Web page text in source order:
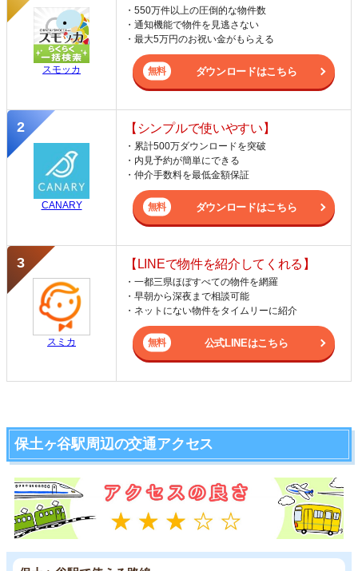
スモッカ
・550万件以上の圧倒的な物件数
・通知機能で物件を見逃さない
・最大5万円のお祝い金がもらえる
ダウンロードはこちら
CANARY
【シンプルで使いやすい】
・累計500万ダウンロードを突破
・内見予約が簡単にできる
・仲介手数料を最低金額保証
ダウンロードはこちら
スミカ
【LINEで物件を紹介してくれる】
・一都三県ほぼすべての物件を網羅
・早朝から深夜まで相談可能
・ネットにない物件をタイムリーに紹介
公式LINEはこちら
保土ヶ谷駅周辺の交通アクセス